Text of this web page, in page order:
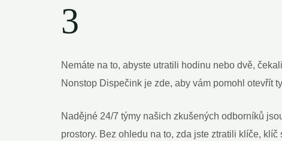
3
Nemáte na to,⁤ abyste utratili ‍hodinu nebo ⁢dvě,
Nonstop Dispečink je zde, aby vám pomohl otevřít
Nadějné 24/7 týmy našich zkušených odborníků
prostory.‍ Bez ohledu na to, zda jste ztratili klíče,